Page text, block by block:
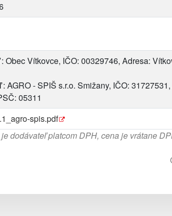
: Obec Vítkovce, IČO: 00329746, Adresa:
: AGRO - SPIŠ s.r.o. Smižany, IČO:
05311
spis.pdf
dodávateľ platcom DPH, cena je vrátane